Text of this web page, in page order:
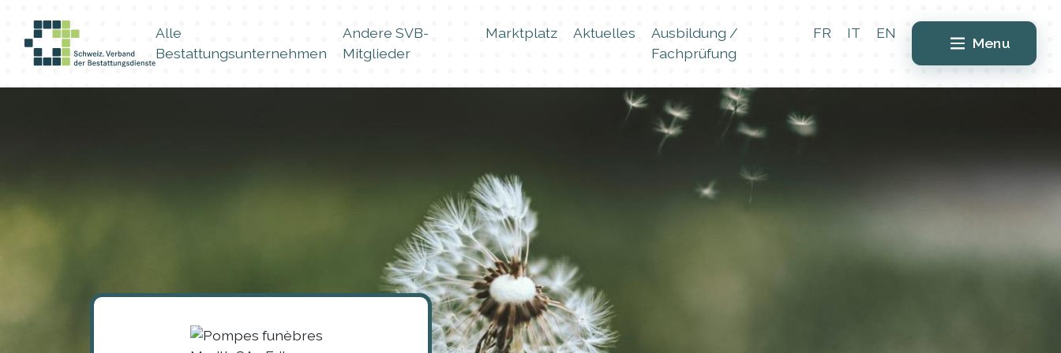
Alle
Bestattungsunternehmen
Andere SVB-
Mitglieder
Marktplatz Aktuelles
Ausbildung /
Fachprüfung
FR IT EN
Menu